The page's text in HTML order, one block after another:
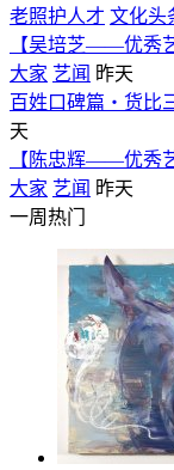
老照护人才 文化头
【吴培芝——优秀
大家 艺闻 昨天
百姓口碑篇・货比
天
【陈忠辉——优秀
大家 艺闻 昨天
一周热门